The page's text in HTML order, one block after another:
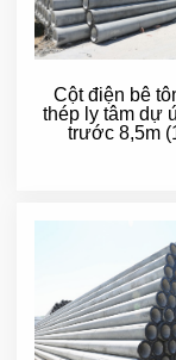
Cột điện bê
thép ly tâm dự
trước 8,5m